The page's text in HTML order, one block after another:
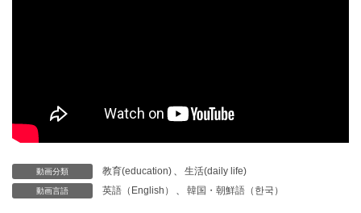
動画分類 教育(education) 、 生活(daily life)
動画言語 英語（English） 、 韓国・朝鮮語（한국）